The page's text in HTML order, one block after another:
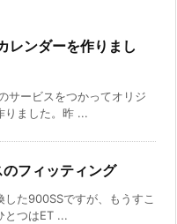
レンダーを作りまし
サービスをつかってオリジ
りました。昨 ...
フィッティング
した900SSですが、もうすこ
とつはET ...